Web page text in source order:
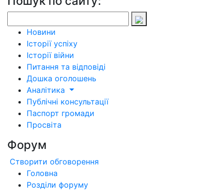
Новини
Історії успіху
Історії війни
Питання та відповіді
Дошка оголошень
Аналітика
Публічні консультації
Паспорт громади
Просвіта
Форум
Створити обговорення
Головна
Розділи форуму